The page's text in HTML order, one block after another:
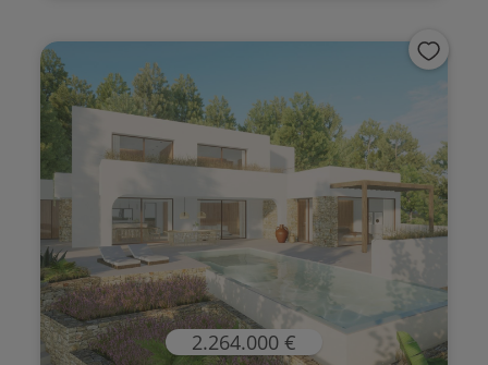
2.264.000 €